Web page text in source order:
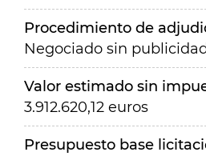
Procedimiento de
Negociado sin publicidad
Valor estimado sin
3.912.620,12 euros
Presupuesto base